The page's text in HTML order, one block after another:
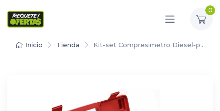
0
Inicio Tienda Kit-set Compresimetro Diesel-p…